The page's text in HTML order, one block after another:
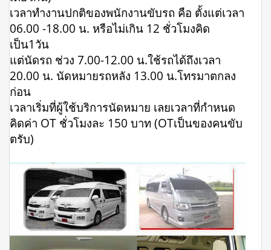
เวลาทำงานปกติของพนักงานขับรถ คือ ตั้งแต่เวลา
06.00 -18.00 น. หรือไม่เกิน 12 ชั่วโมงคิด
เป็น1วัน
แต่นัดรถ ช่วง 7.00-12.00 น.ใช้รถได้ถึงเวลา
20.00 น. นัดหมายรถหลัง 13.00 น.โทรมาตกลง
ก่อน
เวลาเริ่มที่ผู้ใช้บริการนัดหมาย เลยเวลาที่กำหนด
คิดค่า OT ชั่วโมงละ 150 บาท (OTเป็นของคนขับ
ตรับ)